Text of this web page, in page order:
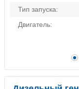
Тип запуска:
Двигатель: